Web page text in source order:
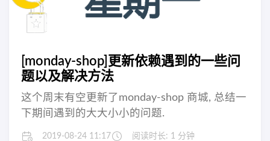
[monday-shop]更新依赖遇到的一些问
题以及解决方法
这个周末有空更新了monday-shop 商城, 总结一
下期间遇到的大大小小的问题.
2019-08-24 11:17 阅读时长: 1 分钟